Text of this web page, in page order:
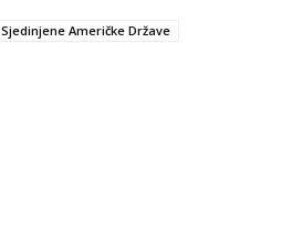
Sjedinjene Američke Države